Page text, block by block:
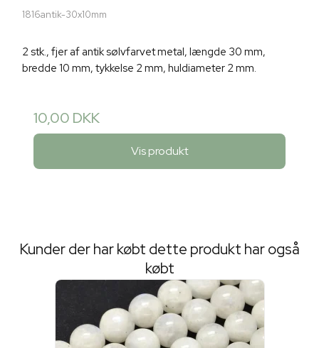
1816antik-30x10mm
2 stk., fjer af antik sølvfarvet metal, længde 30 mm,
bredde 10 mm, tykkelse 2 mm, huldiameter 2 mm.
10,00 DKK
Vis produkt
Kunder der har købt dette produkt har også
købt